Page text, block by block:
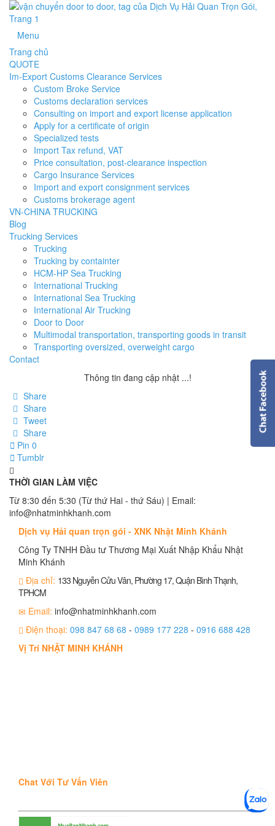
Menu
Trang chủ
QUOTE
Im-Export Customs Clearance Services
Custom Broke Service
Customs declaration services
Consulting on import and export license application
Apply for a certificate of origin
Specialized tests
Import Tax refund, VAT
Price consultation, post-clearance inspection
Cargo Insurance Services
Import and export consignment services
Customs brokerage agent
VN-CHINA TRUCKING
Blog
Trucking Services
Trucking
Trucking by containter
HCM-HP Sea Trucking
International Trucking
International Sea Trucking
International Air Trucking
Door to Door
Multimodal transportation, transporting goods in transit
Transporting oversized, overweight cargo
Contact
Thông tin đang cập nhật ...!
Share
Share
Tweet
Share
Pin 0
Tumblr
THỜI GIAN LÀM VIỆC
Từ 8:30 đến 5:30 (Từ thứ Hai - thứ Sáu) | Email:
info@nhatminhkhanh.com
Dịch vụ Hải quan trọn gói - XNK Nhật Minh Khánh
Công Ty TNHH Đầu tư Thương Mại Xuất Nhập Khẩu Nhật
Minh Khánh
Địa chỉ: 133 Nguyễn Cửu Vân, Phường 17, Quận Bình Thạnh,
TPHCM
Email: info@nhatminhkhanh.com
Điện thoại: 098 847 68 68 - 0989 177 228 - 0916 688 428
Vị Trí NHẬT MINH KHÁNH
Chat Với Tư Vấn Viên